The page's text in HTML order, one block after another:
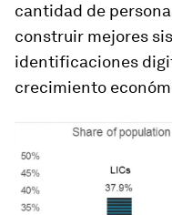
cantidad de
construir mejores
identificaciones
crecimiento